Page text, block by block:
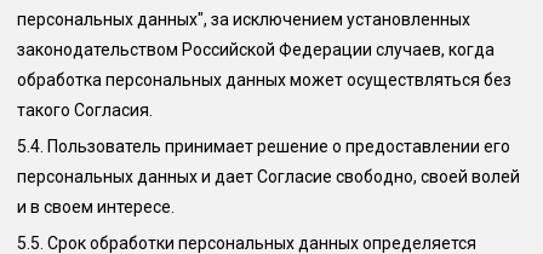
персональных данных", за исключением установленных
законодательством Российской Федерации случаев, когда
обработка персональных данных может осуществляться без
такого Согласия.
5.4. Пользователь принимает решение о предоставлении его
персональных данных и дает Согласие свободно, своей волей
и в своем интересе.
5.5. Срок обработки персональных данных определяется